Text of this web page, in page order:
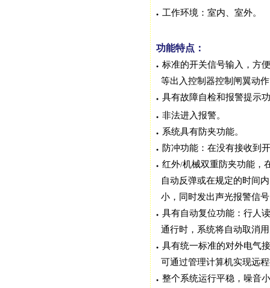
● 工作环境：室内、室外。
功能特点：
●
标准的开关信号输入，方
等出入控制器控制闸翼动
● 具有故障自检和报警提示
● 非法进入报警。
● 系统具有防夹功能。
● 防冲功能：在没有接收到
● 红外/机械双重防夹功能，
自动反弹或在规定的时间
小，同时发出声光报警信
●
具有自动复位功能：行人
通行时，系统将自动取消
●
具有统一标准的对外电气
可通过管理计算机实现远
● 整个系统运行平稳，噪音